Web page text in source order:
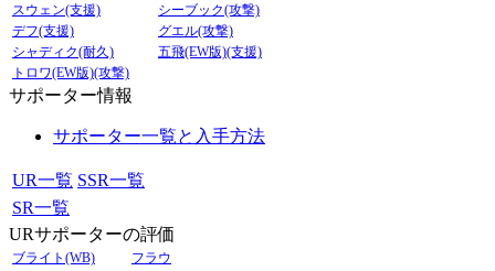
スウェン(支援)
シーブック(攻撃)
デフ(支援)
グエル(攻撃)
シャディク(耐久)
五飛(EW版)(支援)
トロワ(EW版)(攻撃)
サポーター情報
サポーター一覧と入手方法
UR一覧 SSR一覧
SR一覧
URサポーターの評価
ブライト(WB)
フラウ